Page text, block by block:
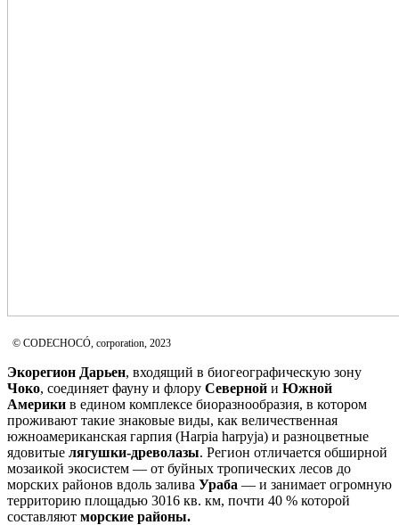
© CODECHOCÓ, corporation, 2023
Экорегион Дарьен, входящий в биогеографическую зону
Чоко, соединяет фауну и флору Северной и Южной
Америки в едином комплексе биоразнообразия, в котором
проживают такие знаковые виды, как величественная
южноамериканская гарпия (Harpia harpyja) и разноцветные
ядовитые лягушки-древолазы. Регион отличается обширной
мозаикой экосистем — от буйных тропических лесов до
морских районов вдоль залива Ураба — и занимает огромную
территорию площадью 3016 кв. км, почти 40 % которой
составляют морские районы.